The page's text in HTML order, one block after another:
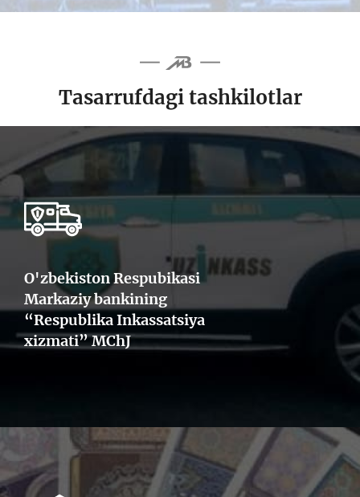
Tasarrufdagi tashkilotlar
O'zbekiston Respubikasi
Markaziy bankining
“Respublika Inkassatsiya
xizmati” MChJ